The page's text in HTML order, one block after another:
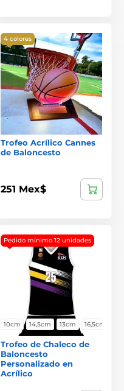
4 colores
Trofeo Acrílico Cannes
de Baloncesto
251 Mex$
Pedido mínimo 12 unidades
10cm 14,5cm 13cm 16,5cm
Trofeo de Chaleco de
Baloncesto
Personalizado en
Acrílico